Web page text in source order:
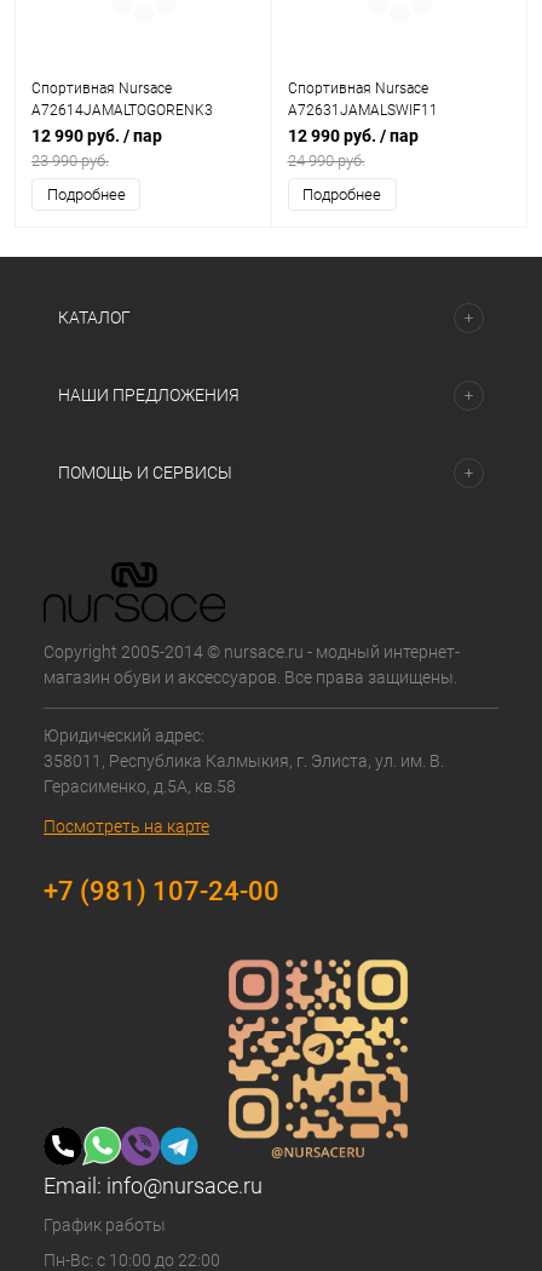
Спортивная Nursace
A72614JAMALTOGORENK3
12 990 руб. / пар
23 990 руб.
Подробнее
Спортивная Nursace
A72631JAMALSWIF11
12 990 руб. / пар
24 990 руб.
Подробнее
КАТАЛОГ
НАШИ ПРЕДЛОЖЕНИЯ
ПОМОЩЬ И СЕРВИСЫ
Copyright 2005-2014 © nursace.ru - модный интернет-
магазин обуви и аксессуаров. Все права защищены.
Юридический адрес:
358011, Республика Калмыкия, г. Элиста, ул. им. В.
Герасименко, д.5А, кв.58
Посмотреть на карте
+7 (981) 107-24-00
Email: info@nursace.ru
График работы
Пн-Вс: с 10:00 до 22:00